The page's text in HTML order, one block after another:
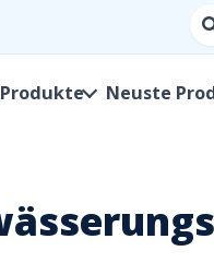
Produkte Neuste